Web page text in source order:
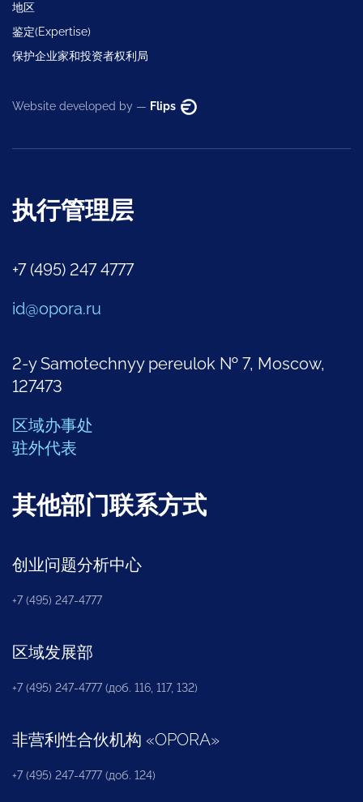
地区
鉴定(Expertise)
保护企业家和投资者权利局
Website developed by — Flips
执行管理层
+7 (495) 247 4777
id@opora.ru
2-y Samotechnyy pereulok № 7, Moscow,
127473
区域办事处
驻外代表
其他部门联系方式
创业问题分析中心
+7 (495) 247-4777
区域发展部
+7 (495) 247-4777 (доб. 116, 117, 132)
非营利性合伙机构 «OPORA»
+7 (495) 247-4777 (доб. 124)